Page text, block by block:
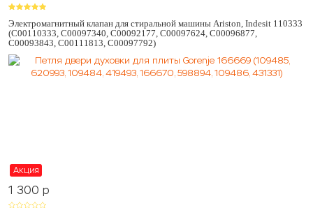
Электромагнитный клапан для стиральной машины Ariston, Indesit 110333
(C00110333, C00097340, C00092177, C00097624, C00096877,
C00093843, C00111813, C00097792)
Акция
1 300 p